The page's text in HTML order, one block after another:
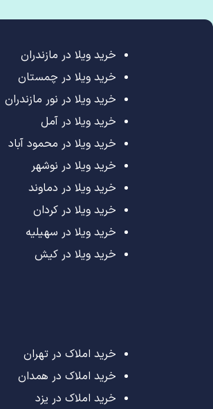
خرید ویلا در مازندران
خرید ویلا در چمستان
خرید ویلا در نور مازندران
خرید ویلا در آمل
خرید ویلا در محمود آباد
خرید ویلا در نوشهر
خرید ویلا در دماوند
خرید ویلا در کردان
خرید ویلا در سهیلیه
خرید ویلا در کیش
خرید املاک در تهران
خرید املاک در همدان
خرید املاک در یزد